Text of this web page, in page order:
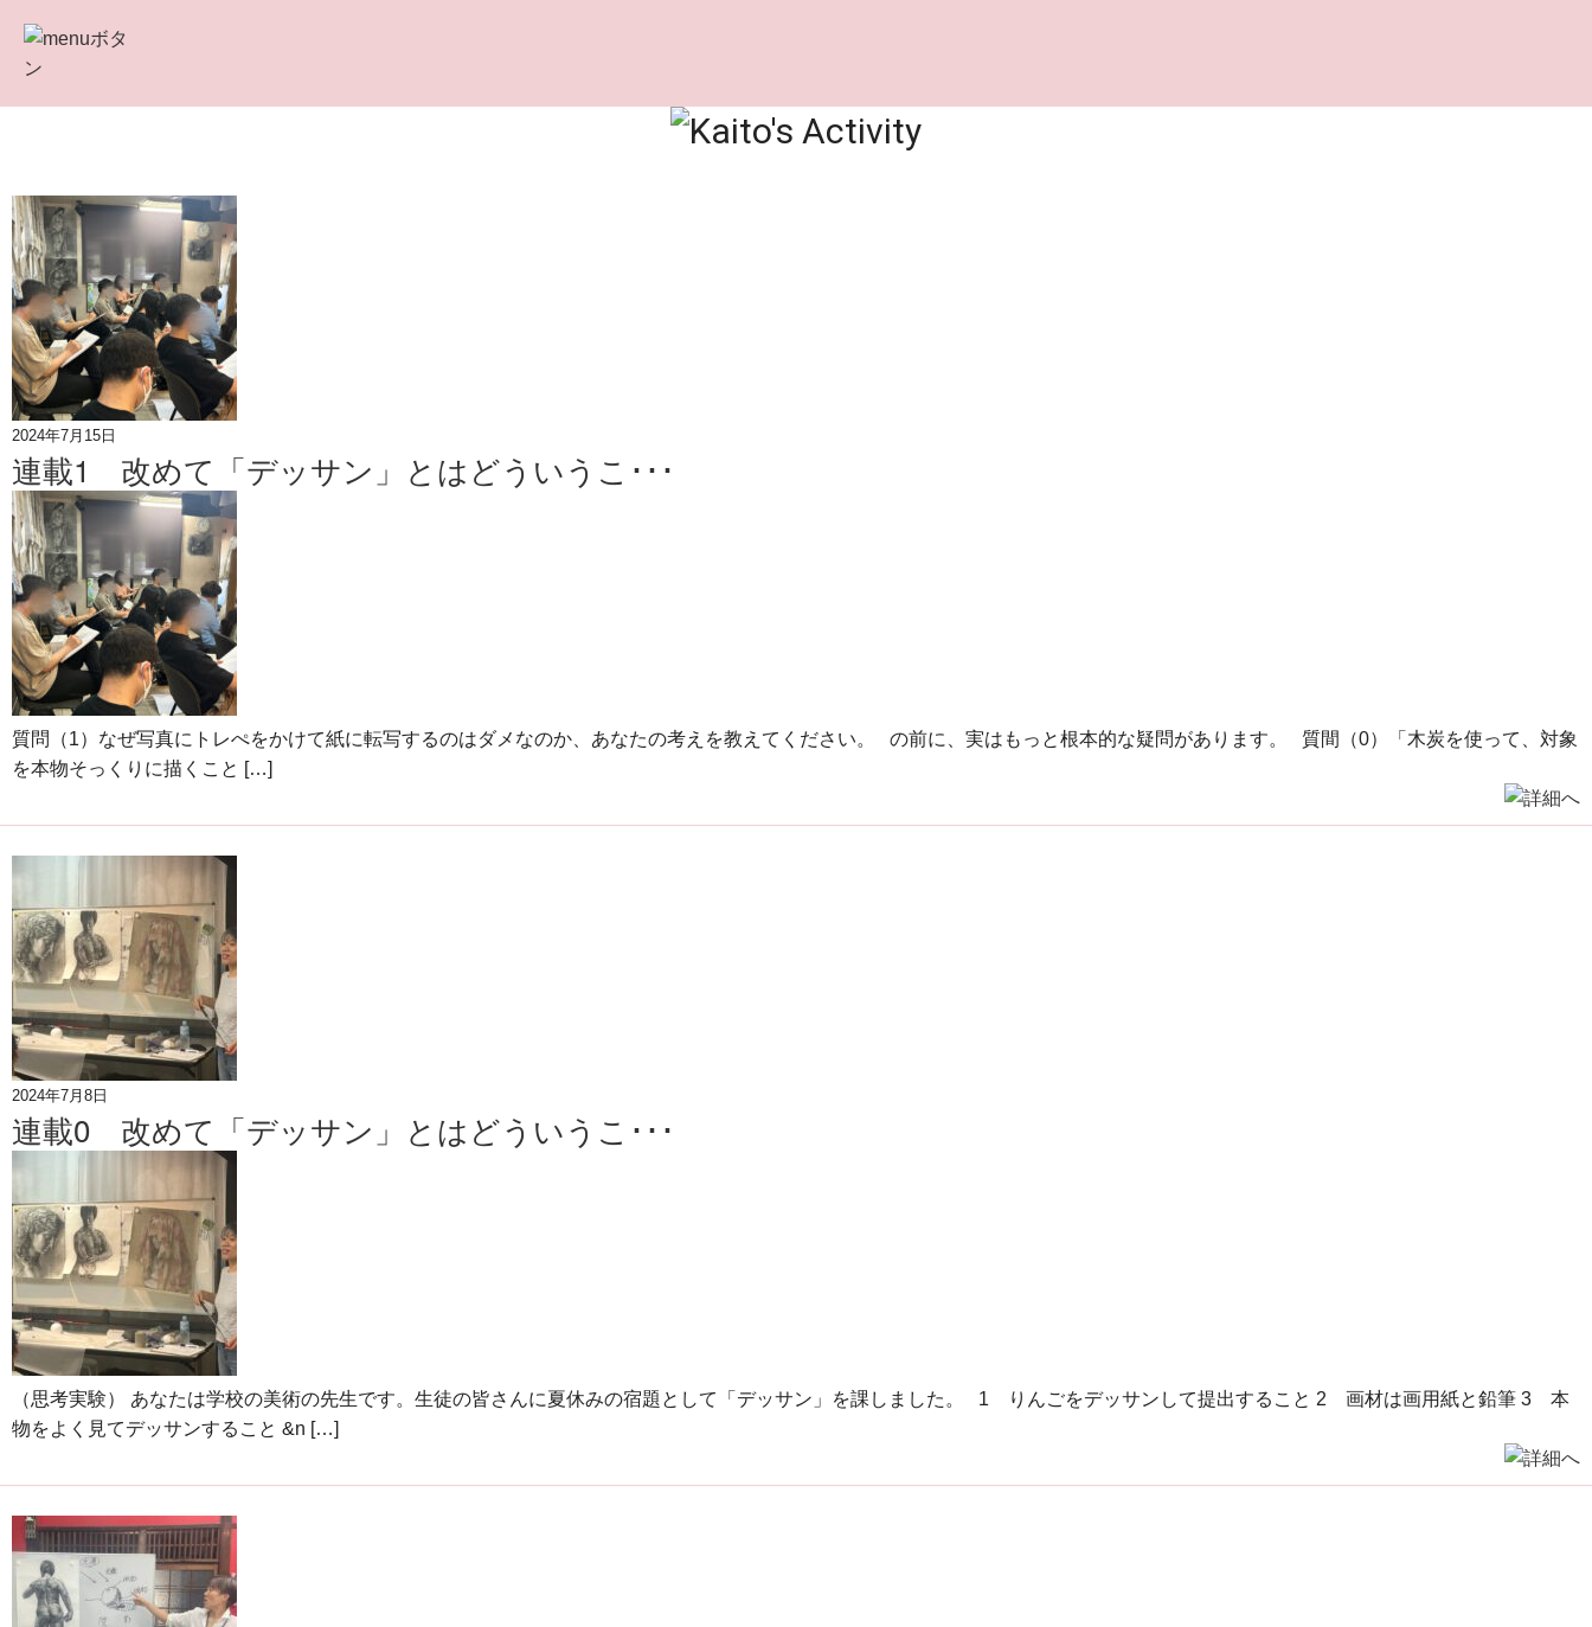
2024年7月15日
連載1 改めて「デッサン」とはどういうこ･･･
質問（1）なぜ写真にトレぺをかけて紙に転写するのはダメなのか、あなたの考えを教えてください。 の前に、実はもっと根本的な疑問があります。 質間（0）「木炭を使って、対象
を本物そっくりに描くこと […]
2024年7月8日
連載0 改めて「デッサン」とはどういうこ･･･
（思考実験） あなたは学校の美術の先生です。生徒の皆さんに夏休みの宿題として「デッサン」を課しました。 1 りんごをデッサンして提出すること 2 画材は画用紙と鉛筆 3 本
物をよく見てデッサンすること &n […]